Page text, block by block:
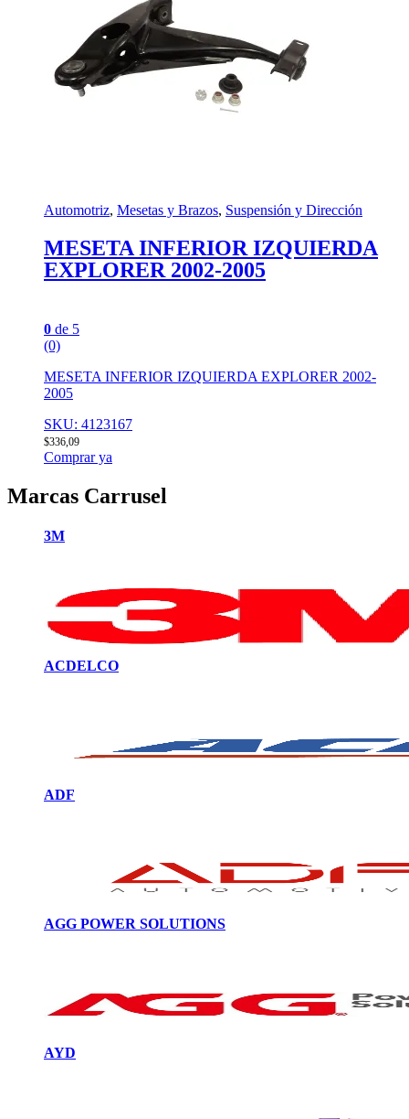
Automotriz, Mesetas y Brazos, Suspensión y Dirección
MESETA INFERIOR IZQUIERDA
EXPLORER 2002-2005
0 de 5
(0)
MESETA INFERIOR IZQUIERDA EXPLORER 2002-
2005
SKU: 4123167
$336,09
Comprar ya
Marcas Carrusel
3M
ACDELCO
ADF
AGG POWER SOLUTIONS
AYD